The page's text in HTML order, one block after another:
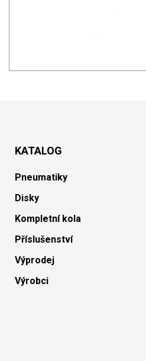
KATALOG
Pneumatiky
Disky
Kompletní kola
Příslušenství
Výprodej
Výrobci